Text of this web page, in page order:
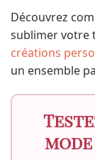
Découvrez
sublimer votre
créations
un ensemble